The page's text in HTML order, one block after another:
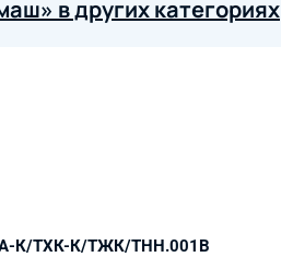
в других категориях
К/ТХК-К/ТЖК/ТНН.001В